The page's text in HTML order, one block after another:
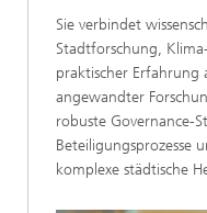
Sie verbindet
Stadtforschung,
praktischer Erfahrung
angewandter
robuste Governance-
Beteiligungsprozesse
komplexe städtische